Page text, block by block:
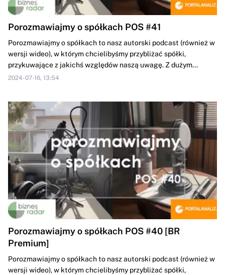
Porozmawiajmy o spółkach POS #41
Porozmawiajmy o spółkach to nasz autorski podcast (również w
wersji wideo), w którym chcielibyśmy przybliżać spółki,
przykuwające z jakichś względów naszą uwagę. Z dużym...
2024-07-16, 13:54
Porozmawiajmy o spółkach POS #40 [BR
Premium]
Porozmawiajmy o spółkach to nasz autorski podcast (również w
wersji wideo), w którym chcielibyśmy przybliżać spółki,